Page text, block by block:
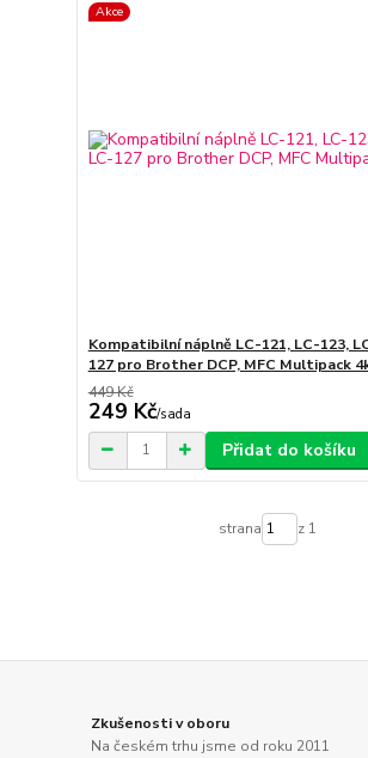
Akce
Kompatibilní náplně LC-121, LC-123,
127 pro Brother DCP, MFC Multipack
449 Kč
249 Kč/sada
Přidat do košíku
strana z 1
Zkušenosti v oboru
Na českém trhu jsme od roku 2011